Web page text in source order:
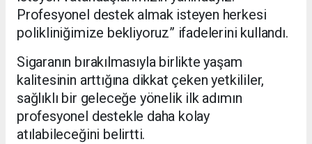
Profesyonel destek almak isteyen herkesi
polikliniğimize bekliyoruz” ifadelerini kullandı.
Sigaranın bırakılmasıyla birlikte yaşam
kalitesinin arttığına dikkat çeken yetkililer,
sağlıklı bir geleceğe yönelik ilk adımın
profesyonel destekle daha kolay
atılabileceğini belirtti.